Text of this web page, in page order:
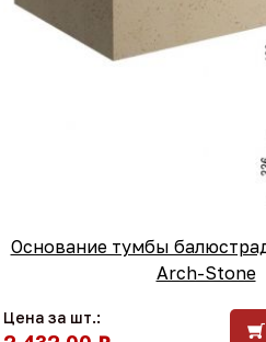
Основание тумбы
Arch-Stone
Цена за шт.: